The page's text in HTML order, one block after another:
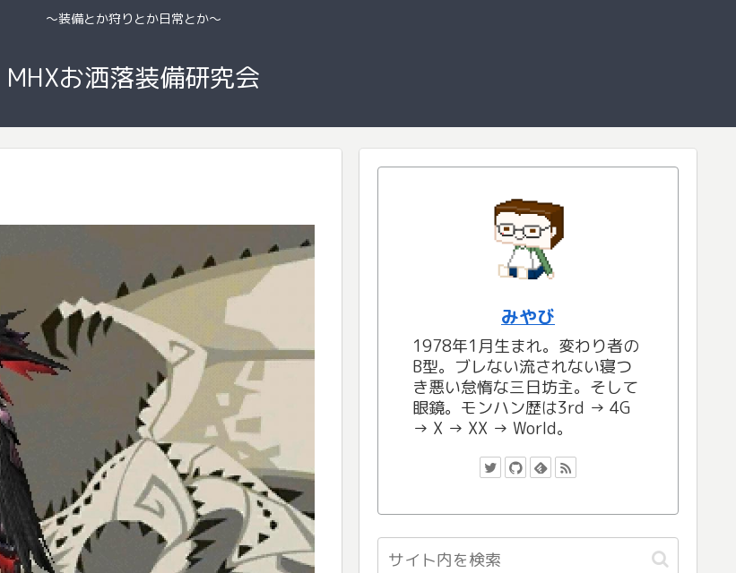
〜装備とか狩りとか日常とか〜
MHXお洒落装備研究会
みやび
1978年1月生まれ。変わり者の
B型。ブレない流されない寝つ
き悪い怠惰な三日坊主。そして
眼鏡。モンハン歴は3rd → 4G
→ X → XX → World。